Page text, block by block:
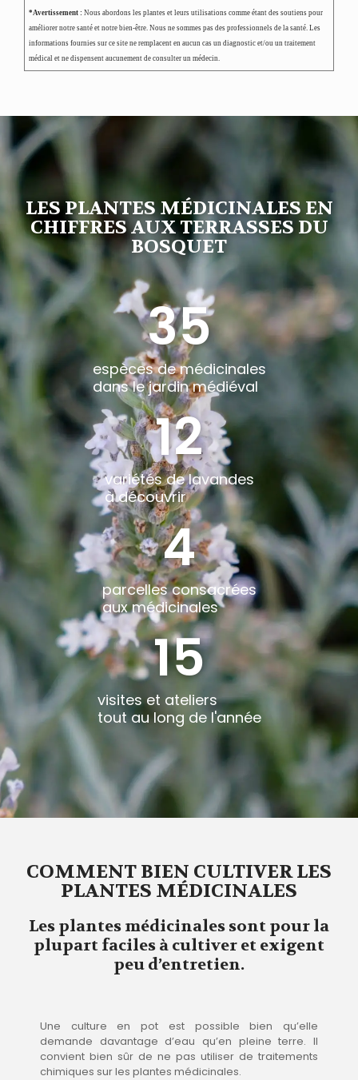
*Avertissement : Nous abordons les plantes et leurs utilisations comme étant des soutiens pour
améliorer notre santé et notre bien-être. Nous ne sommes pas des professionnels de la santé. Les
informations fournies sur ce site ne remplacent en aucun cas un diagnostic et/ou un traitement
médical et ne dispensent aucunement de consulter un médecin.
LES PLANTES MÉDICINALES EN
CHIFFRES AUX TERRASSES DU
BOSQUET
espèces de médicinales
dans le jardin médiéval
35
variétés de lavandes
à découvrir
12
parcelles consacrées
aux médicinales
4
visites et ateliers
tout au long de l'année
15
COMMENT BIEN CULTIVER LES
PLANTES MÉDICINALES
Les plantes médicinales sont pour la
plupart faciles à cultiver et exigent
peu d’entretien.
Une culture en pot est possible bien qu’elle
demande davantage d’eau qu’en pleine terre. Il
convient bien sûr de ne pas utiliser de traitements
chimiques sur les plantes médicinales.